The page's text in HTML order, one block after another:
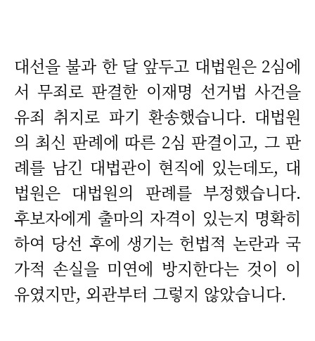
대선을 불과 한 달 앞두고 대법원은 2심에
서 무죄로 판결한 이재명 선거법 사건을
유죄 취지로 파기 환송했습니다. 대법원
의 최신 판례에 따른 2심 판결이고, 그 판
례를 남긴 대법관이 현직에 있는데도, 대
법원은 대법원의 판례를 부정했습니다.
후보자에게 출마의 자격이 있는지 명확히
하여 당선 후에 생기는 헌법적 논란과 국
가적 손실을 미연에 방지한다는 것이 이
유였지만, 외관부터 그렇지 않았습니다.